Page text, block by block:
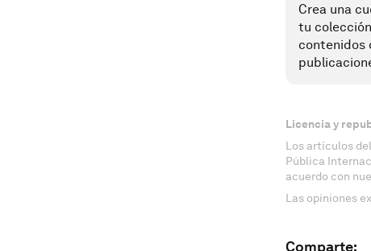
Crea una
tu
contenidos
Licencia y
Los artículos
Pública
acuerdo con
Las opiniones
Comparte: